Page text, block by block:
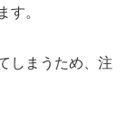
す。
しまうため、注